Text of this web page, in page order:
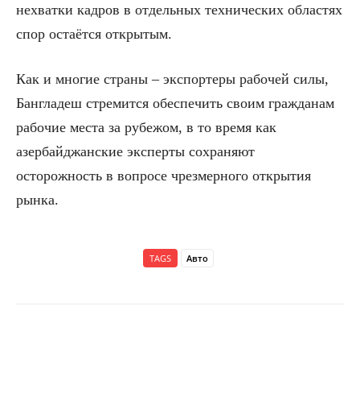
нехватки кадров в отдельных технических областях
спор остаётся открытым.
Как и многие страны – экспортеры рабочей силы,
Бангладеш стремится обеспечить своим гражданам
рабочие места за рубежом, в то время как
азербайджанские эксперты сохраняют
осторожность в вопросе чрезмерного открытия
рынка.
TAGS Авто